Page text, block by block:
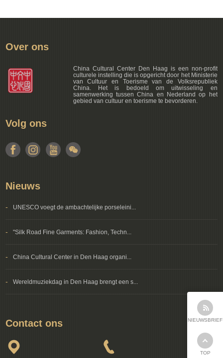
Over ons
China Cultural Center Den Haag is een non-profit
culturele instelling die is opgericht door het Ministerie
van Cultuur en Toerisme van de Volksrepubliek
China. Het is bedoeld om uitwisseling en
samenwerking tussen China en Nederland op het
gebied van cultuur en toerisme te bevorderen.
Volg ons
Nieuws
- UNESCO voegt de ambachtelijke porseleini...
- "Silk Road Fine Garments: Fashion, Techn...
- China Cultural Center in Den Haag organi...
- Wereldmuziekdag in Den Haag brengt een s...
Contact ons NIEUWSBRIEF
TOP